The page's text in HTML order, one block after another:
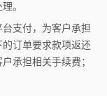
。
支付，为客户承担
订单要求款项返还
承担相关手续费；